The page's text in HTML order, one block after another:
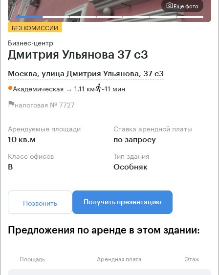
Еще фото
БЕЗ КОМИССИИ
Бизнес-центр
Дмитрия Ульянова 37 с3
Москва, улица Дмитрия Ульянова, 37 с3
Академическая → 1.11 км ~11 мин
налоговая № 7727
Арендуемые площади
10 кв.м
Ставка арендной платы
по запросу
Класс офисов
B
Тип здания
Особняк
Позвонить Получить презентацию
Предложения по аренде в этом здании:
Площадь Арендная плата Этаж